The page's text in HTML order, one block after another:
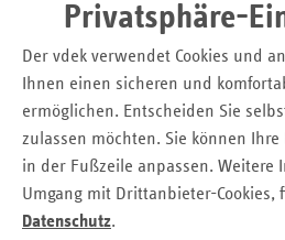
Privatsphäre-
Der vdek verwendet Cookies und
Ihnen einen sicheren und
ermöglichen. Entscheiden Sie
zulassen möchten. Sie können
in der Fußzeile anpassen. Weitere
Umgang mit Drittanbieter-Cookies,
Datenschutz.
versorgungsbezogenen
GKV-SV diese der Zustimmung des
facto eine Einschränkung der
Entscheidungsbefugnis des von
gewählten Vorstandes. Da dem
Vorstände der Mitgliedskassen
aber in Konflikt zu ihren
geraten können, sind im weiteren
erhebliche Verzögerungen und